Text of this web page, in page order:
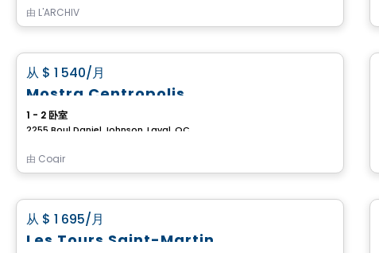
由 L'ARCHIV
公寓
从 $ 1 540/月
Mostra Centropolis
1 - 2 卧室
2255 Boul Daniel Johnson, Laval, QC
由 Cogir
公寓
从 $ 1 695/月
Les Tours Saint-Martin